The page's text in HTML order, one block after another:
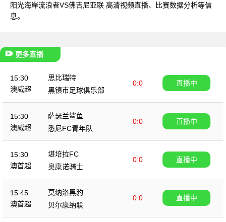
阳光海岸流浪者VS佛吉尼亚联 高清视频直播、比赛数据分析等信
息。
更多直播
15:30
澳威超
思比瑞特
0:0
黑镇市足球俱乐部
直播中
15:30
澳威超
萨瑟兰鲨鱼
0:0
悉尼FC青年队
直播中
15:30
澳首超
堪培拉FC
0:0
奥康诺骑士
直播中
15:45
澳首超
莫纳洛黑豹
0:0
贝尔康纳联
直播中